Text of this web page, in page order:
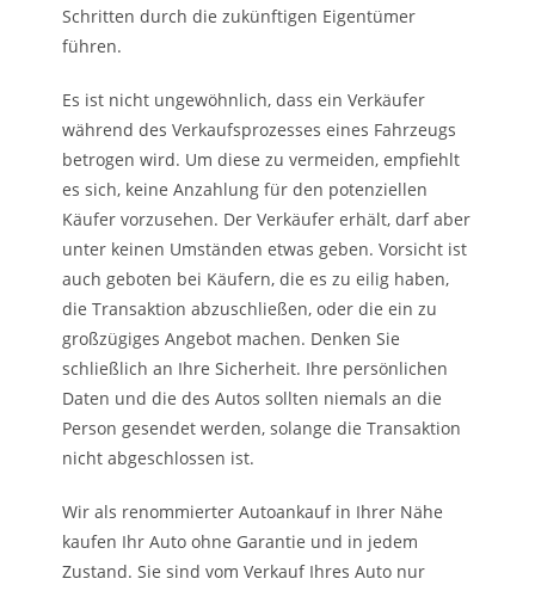
Schritten durch die zukünftigen Eigentümer
führen.
Es ist nicht ungewöhnlich, dass ein Verkäufer
während des Verkaufsprozesses eines Fahrzeugs
betrogen wird. Um diese zu vermeiden, empfiehlt
es sich, keine Anzahlung für den potenziellen
Käufer vorzusehen. Der Verkäufer erhält, darf aber
unter keinen Umständen etwas geben. Vorsicht ist
auch geboten bei Käufern, die es zu eilig haben,
die Transaktion abzuschließen, oder die ein zu
großzügiges Angebot machen. Denken Sie
schließlich an Ihre Sicherheit. Ihre persönlichen
Daten und die des Autos sollten niemals an die
Person gesendet werden, solange die Transaktion
nicht abgeschlossen ist.
Wir als renommierter Autoankauf in Ihrer Nähe
kaufen Ihr Auto ohne Garantie und in jedem
Zustand. Sie sind vom Verkauf Ihres Auto nur